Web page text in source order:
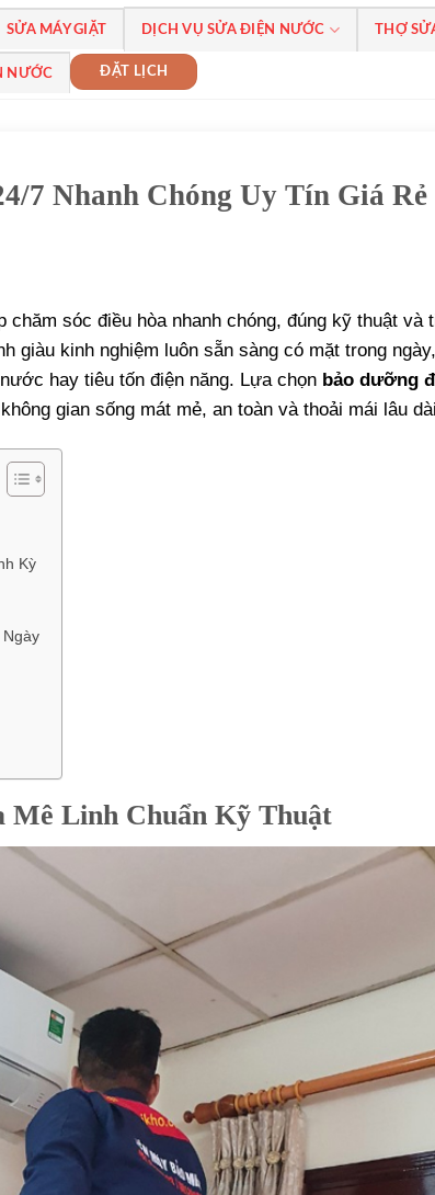
SỬA MÁY GIẶT DỊCH VỤ SỬA ĐIỆN NƯỚC THỢ
NƯỚC ĐẶT LỊCH
7 Nhanh Chóng Uy Tín Giá Rẻ
chăm sóc điều hòa nhanh chóng, đúng kỹ thuật và
giàu kinh nghiệm luôn sẵn sàng có mặt trong
hay tiêu tốn điện năng. Lựa chọn bảo dưỡng
gian sống mát mẻ, an toàn và thoải mái lâu
Kỳ
Mê Linh Chuẩn Kỹ Thuật